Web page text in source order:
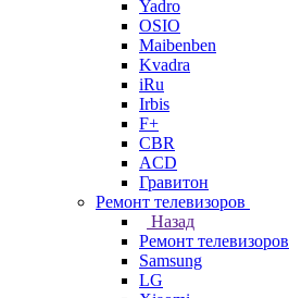
Yadro
OSIO
Maibenben
Kvadra
iRu
Irbis
F+
CBR
ACD
Гравитон
Ремонт телевизоров
Назад
Ремонт телевизоров
Samsung
LG